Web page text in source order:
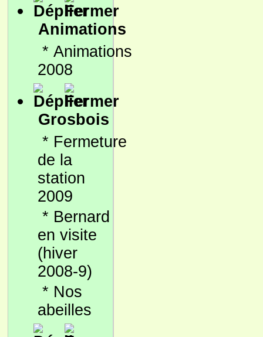
Animations
* Animations
2008
Grosbois
* Fermeture
de la
station
2009
* Bernard
en visite
(hiver
2008-9)
* Nos
abeilles